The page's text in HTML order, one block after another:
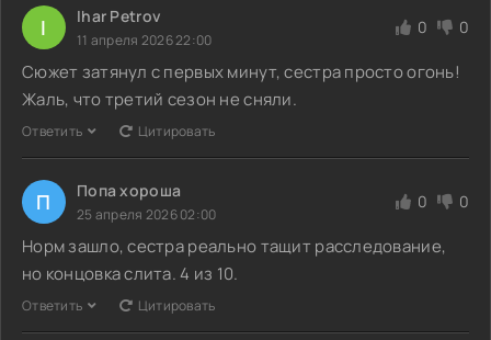
I Ihar Petrov
11 апреля 2026 22:00
0 0
Сюжет затянул с первых минут, сестра просто огонь!
Жаль, что третий сезон не сняли.
Ответить Цитировать
П Попа хороша
25 апреля 2026 02:00
0 0
Норм зашло, сестра реально тащит расследование,
но концовка слита. 4 из 10.
Ответить Цитировать